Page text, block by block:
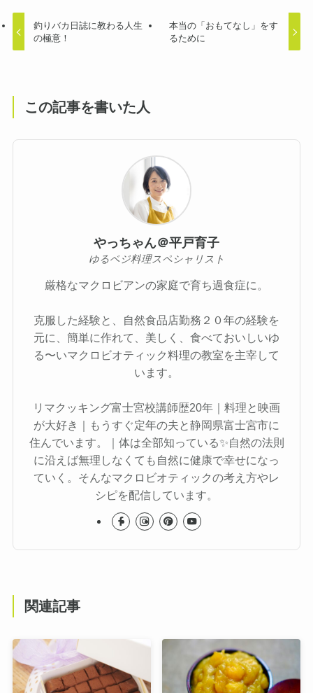
釣りバカ日誌に教わる人生
の極意！
本当の「おもてなし」をす
るために
この記事を書いた人
やっちゃん＠平戸育子
ゆるベジ料理スペシャリスト
厳格なマクロビアンの家庭で育ち過食症に。
克服した経験と、自然食品店勤務２０年の経験を
元に、簡単に作れて、美しく、食べておいしいゆ
る〜いマクロビオティック料理の教室を主宰して
います。
リマクッキング富士宮校講師歴20年｜料理と映画
が大好き｜もうすぐ定年の夫と静岡県富士宮市に
住んでいます。｜体は全部知っている✨自然の法則
に沿えば無理しなくても自然に健康で幸せになっ
ていく。そんなマクロビオティックの考え方やレ
シピを配信しています。
関連記事